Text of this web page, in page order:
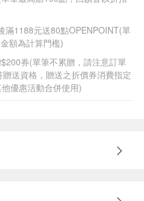
滿1188元送80點OPENPOINT(單
額為計算門檻)
券(單筆不累贈，請注意訂單
送資格，贈送之折價券消費指定
優惠活動合併使用)